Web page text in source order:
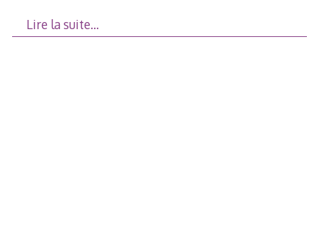
Lire la suite…